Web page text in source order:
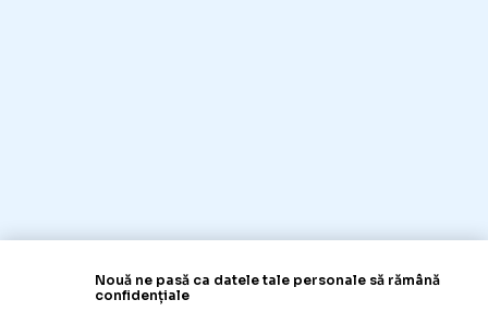
Nouă ne pasă ca datele tale personale să rămână
confidențiale